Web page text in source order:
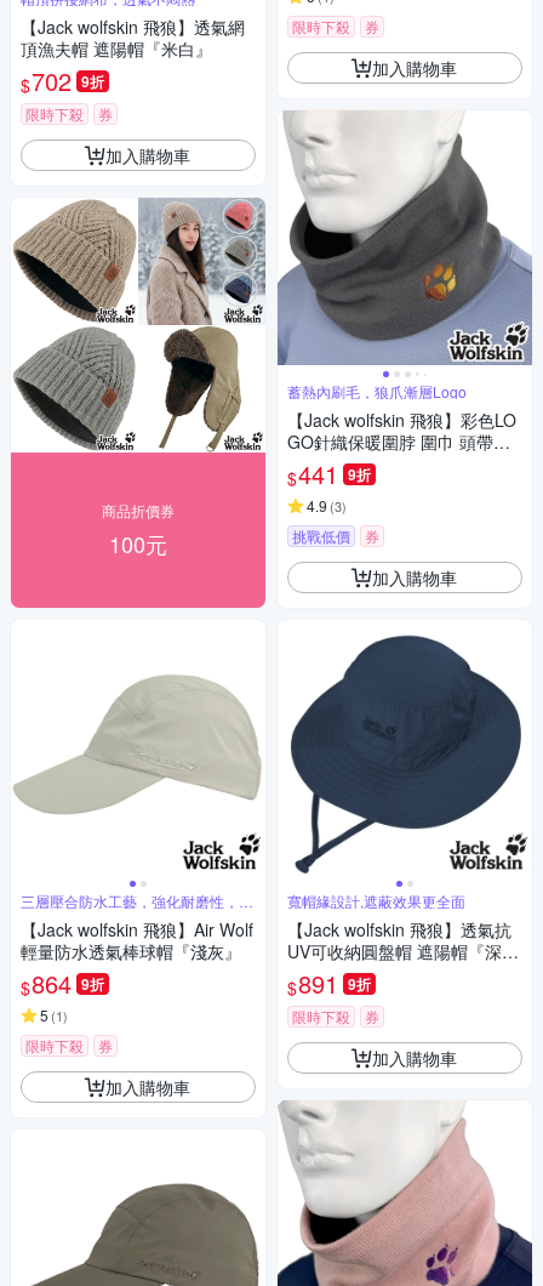
【Jack wolfskin 飛狼】透氣網
頂漁夫帽 遮陽帽『米白』
$702 9折
限時下殺 券
加入購物車
商品折價券
100元
三層壓合防水工藝，強化耐磨性，戶
外首選
【Jack wolfskin 飛狼】Air Wolf
輕量防水透氣棒球帽『淺灰』
$864 9折
5 (1)
限時下殺 券
加入購物車
限時下殺 券
加入購物車
蓄熱內刷毛，狼爪漸層Logo
【Jack wolfskin 飛狼】彩色LO
GO針織保暖圍脖 圍巾 頭帶
『深灰』
$441 9折
4.9 (3)
挑戰低價 券
加入購物車
寬帽緣設計,遮蔽效果更全面
【Jack wolfskin 飛狼】透氣抗
UV可收納圓盤帽 遮陽帽『深
藍』
$891 9折
限時下殺 券
加入購物車